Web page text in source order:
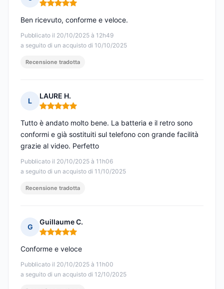
Nota: 5 su 5
Pubblicato il 20/10/2025 à 12h49
a seguito di un acquisto di 10/10/2025
Ben ricevuto, conforme e veloce.
Recensione tradotta
L
LAURE H.
Nota: 5 su 5
Pubblicato il 20/10/2025 à 11h06
a seguito di un acquisto di 11/10/2025
Tutto è andato molto bene. La batteria e il retro sono
conformi e già sostituiti sul telefono con grande facilità
grazie al video. Perfetto
Recensione tradotta
G
Guillaume C.
Nota: 5 su 5
Pubblicato il 20/10/2025 à 11h00
a seguito di un acquisto di 12/10/2025
Conforme e veloce